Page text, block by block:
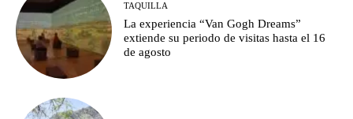
TAQUILLA
La experiencia “Van Gogh Dreams”
extiende su periodo de visitas hasta el 16
de agosto